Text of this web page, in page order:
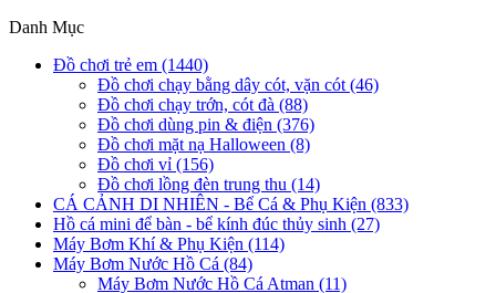
Danh Mục
Đồ chơi trẻ em (1440)
Đồ chơi chạy bằng dây cót, vặn cót (46)
Đồ chơi chạy trớn, cót đà (88)
Đồ chơi dùng pin & điện (376)
Đồ chơi mặt nạ Halloween (8)
Đồ chơi vỉ (156)
Đồ chơi lồng đèn trung thu (14)
CÁ CẢNH DI NHIÊN - Bể Cá & Phụ Kiện (833)
Hồ cá mini để bàn - bể kính đúc thủy sinh (27)
Máy Bơm Khí & Phụ Kiện (114)
Máy Bơm Nước Hồ Cá (84)
Máy Bơm Nước Hồ Cá Atman (11)